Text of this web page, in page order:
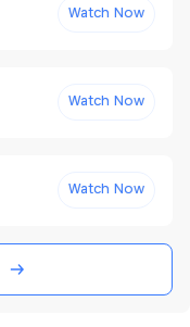
Watch Now
Watch Now
Watch Now